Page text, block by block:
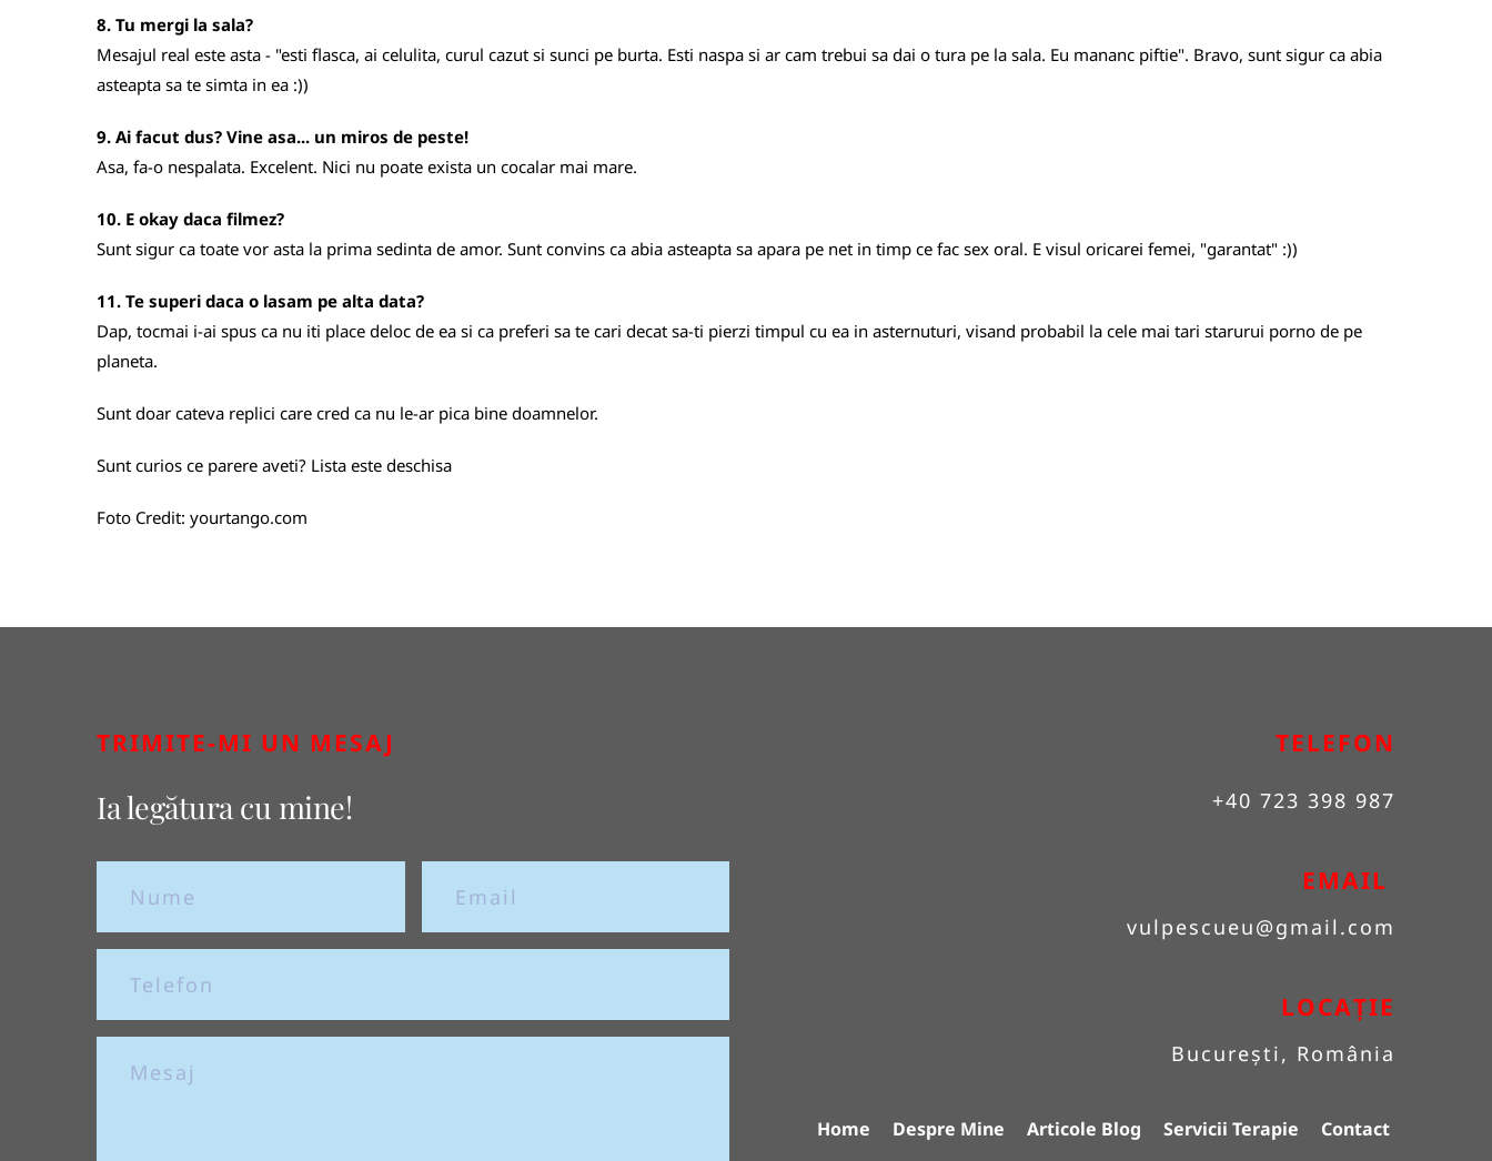
8. Tu mergi la sala?
Mesajul real este asta - "esti flasca, ai celulita, curul cazut si sunci pe burta. Esti naspa si ar cam trebui sa dai o tura pe la sala. Eu mananc piftie". Bravo, sunt sigur ca abia
asteapta sa te simta in ea :))
9. Ai facut dus? Vine asa... un miros de peste!
Asa, fa-o nespalata. Excelent. Nici nu poate exista un cocalar mai mare.
10. E okay daca filmez?
Sunt sigur ca toate vor asta la prima sedinta de amor. Sunt convins ca abia asteapta sa apara pe net in timp ce fac sex oral. E visul oricarei femei, "garantat" :))
11. Te superi daca o lasam pe alta data?
Dap, tocmai i-ai spus ca nu iti place deloc de ea si ca preferi sa te cari decat sa-ti pierzi timpul cu ea in asternuturi, visand probabil la cele mai tari starurui porno de pe
planeta.
Sunt doar cateva replici care cred ca nu le-ar pica bine doamnelor.
Sunt curios ce parere aveti? Lista este deschisa
Foto Credit: yourtango.com
TRIMITE-MI UN MESAJ
Ia legătura cu mine!
TELEFON
+40 723 398 987
EMAIL
vulpescueu@gmail.com
LOCAȚIE
București, România
Home Despre Mine Articole Blog Servicii Terapie Contact